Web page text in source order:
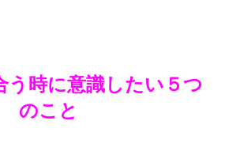
う時に意識したい５つ
のこと